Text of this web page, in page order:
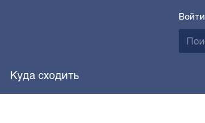
Войти
Куда сходить